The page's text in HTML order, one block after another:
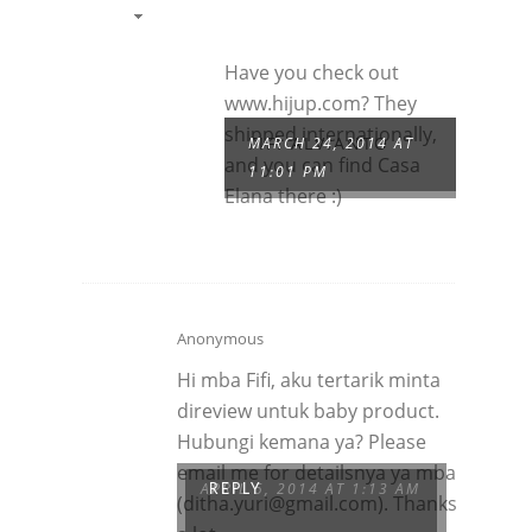
FIFI ALVIANTO
MARCH 24, 2014 AT
11:01 PM
Have you check out
www.hijup.com? They
shipped internationally,
and you can find Casa
Elana there :)
Anonymous
APRIL 5, 2014 AT 1:13 AM
Hi mba Fifi, aku tertarik minta
direview untuk baby product.
Hubungi kemana ya? Please
email me for detailsnya ya mba
(ditha.yuri@gmail.com). Thanks
REPLY